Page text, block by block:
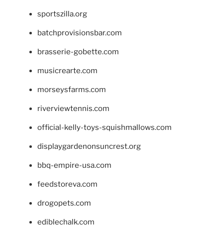
sportszilla.org
batchprovisionsbar.com
brasserie-gobette.com
musicrearte.com
morseysfarms.com
riverviewtennis.com
official-kelly-toys-squishmallows.com
displaygardenonsuncrest.org
bbq-empire-usa.com
feedstoreva.com
drogopets.com
ediblechalk.com